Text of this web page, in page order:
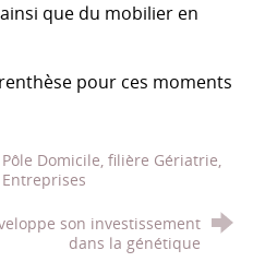
que du mobilier en
pour ces moments
Domicile, filière Gériatrie,
son investissement
dans la génétique